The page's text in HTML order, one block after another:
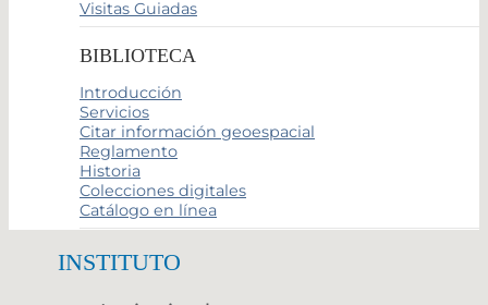
Visitas Guiadas
BIBLIOTECA
Introducción
Servicios
Citar información geoespacial
Reglamento
Historia
Colecciones digitales
Catálogo en línea
INSTITUTO